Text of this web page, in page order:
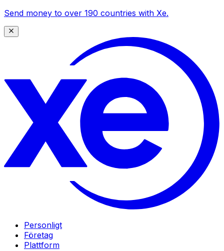
Send money to over 190 countries with Xe.
Personligt
Företag
Plattform